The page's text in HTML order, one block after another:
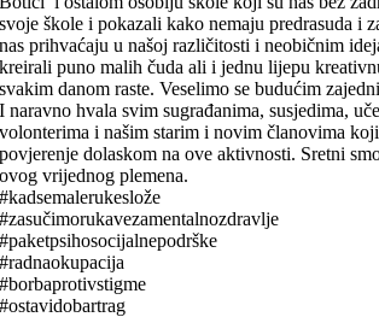
svoje škole i pokazali kako nemaju predrasuda i
nas prihvaćaju u našoj različitosti i neobičnim
kreirali puno malih čuda ali i jednu lijepu
svakim danom raste. Veselimo se budućim
I naravno hvala svim sugrađanima, susjedima,
volonterima i našim starim i novim članovima
povjerenje dolaskom na ove aktivnosti. Sretni
ovog vrijednog plemena.
#kadsemalerukeslože
#zasučimorukavezamentalnozdravlje
#paketpsihosocijalnepodrške
#radnaokupacija
#borbaprotivstigme
#ostavidobartrag